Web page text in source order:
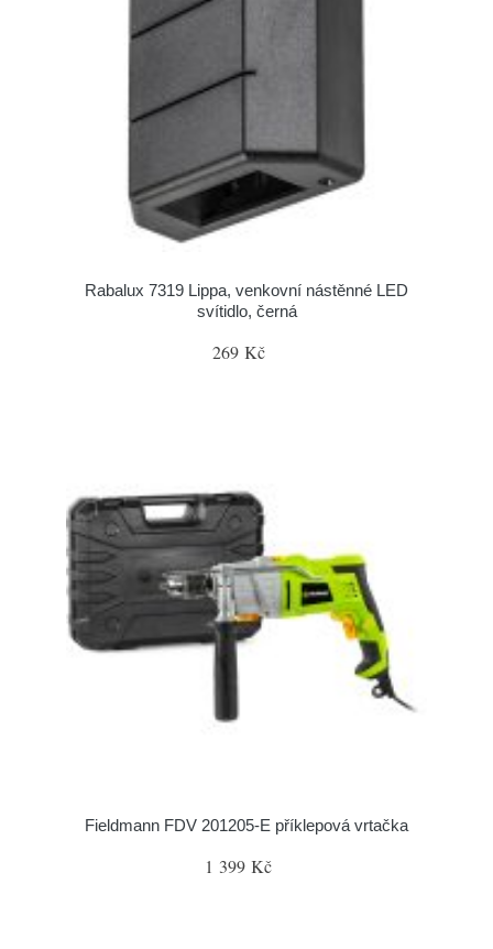
Rabalux 7319 Lippa, venkovní nástěnné LED
svítidlo, černá
269 Kč
Fieldmann FDV 201205-E příklepová vrtačka
1 399 Kč